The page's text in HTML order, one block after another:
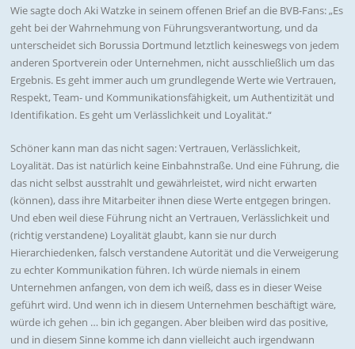
Wie sagte doch Aki Watzke in seinem offenen Brief an die BVB-Fans: „Es
geht bei der Wahrnehmung von Führungsverantwortung, und da
unterscheidet sich Borussia Dortmund letztlich keineswegs von jedem
anderen Sportverein oder Unternehmen, nicht ausschließlich um das
Ergebnis. Es geht immer auch um grundlegende Werte wie Vertrauen,
Respekt, Team- und Kommunikationsfähigkeit, um Authentizität und
Identifikation. Es geht um Verlässlichkeit und Loyalität.“
Schöner kann man das nicht sagen: Vertrauen, Verlässlichkeit,
Loyalität. Das ist natürlich keine Einbahnstraße. Und eine Führung, die
das nicht selbst ausstrahlt und gewährleistet, wird nicht erwarten
(können), dass ihre Mitarbeiter ihnen diese Werte entgegen bringen.
Und eben weil diese Führung nicht an Vertrauen, Verlässlichkeit und
(richtig verstandene) Loyalität glaubt, kann sie nur durch
Hierarchiedenken, falsch verstandene Autorität und die Verweigerung
zu echter Kommunikation führen. Ich würde niemals in einem
Unternehmen anfangen, von dem ich weiß, dass es in dieser Weise
geführt wird. Und wenn ich in diesem Unternehmen beschäftigt wäre,
würde ich gehen … bin ich gegangen. Aber bleiben wird das positive,
und in diesem Sinne komme ich dann vielleicht auch irgendwann